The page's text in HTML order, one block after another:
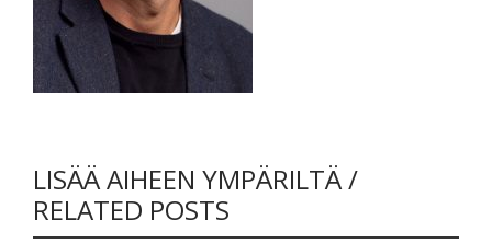
LISÄÄ AIHEEN YMPÄRILTÄ /
RELATED POSTS